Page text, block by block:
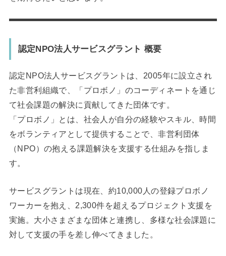
認定NPO法人サービスグラント 概要
認定NPO法人サービスグラントは、2005年に設立され
た非営利組織で、「プロボノ」のコーディネートを通じ
て社会課題の解決に貢献してきた団体です。
「プロボノ」とは、社会人が自分の経験やスキル、時間
をボランティアとして提供することで、非営利団体
（NPO）の抱える課題解決を支援する仕組みを指しま
す。
サービスグラントは現在、約10,000人の登録プロボノ
ワーカーを抱え、2,300件を超えるプロジェクト支援を
実施。大小さまざまな団体と連携し、多様な社会課題に
対して支援の手を差し伸べてきました。